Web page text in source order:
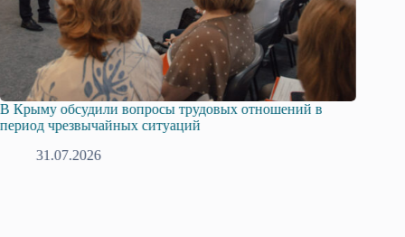
Русская община Крыма и Федерация независимых
профсоюзов Крыма укрепляют сотрудничество
28.07.2026